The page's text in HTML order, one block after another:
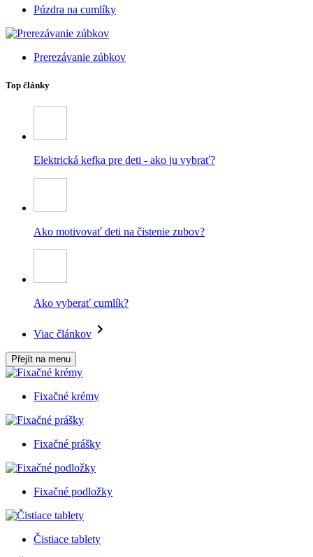
Púzdra na cumlíky
Prerezávanie zúbkov
Top články
Elektrická kefka pre deti - ako ju vybrať?
Ako motivovať deti na čistenie zubov?
Ako vyberať cumlík?
Viac článkov
Přejít na menu
Fixačné krémy
Fixačné prášky
Fixačné podložky
Čistiace tablety